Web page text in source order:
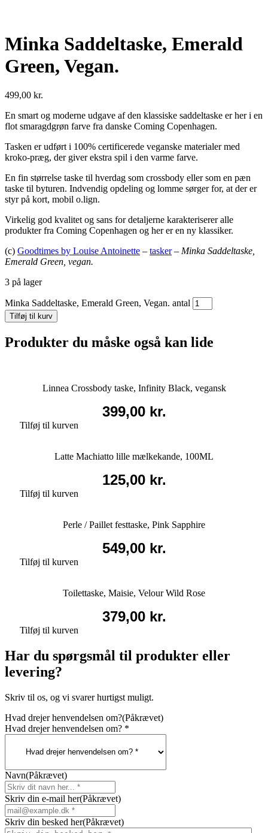
Minka Saddeltaske, Emerald
Green, Vegan.
499,00 kr.
En smart og moderne udgave af den klassiske saddeltaske er her i en
flot smaragdgrøn farve fra danske Coming Copenhagen.
Tasken er udført i 100% certificerede veganske materialer med
kroko-præg, der giver ekstra spil i den varme farve.
En fin størrelse taske til hverdag som crossbody eller som en pæn
taske til byturen. Indvendig opdeling og lomme sørger for, at der er
styr på kort, mobil o.lign.
Virkelig god kvalitet og sans for detaljerne karakteriserer alle
produkter fra Coming Copenhagen og her er en ny klassiker.
(c) Goodtimes by Louise Antoinette – tasker– Minka Saddeltaske,
Emerald Green, vegan.
3 på lager
Minka Saddeltaske, Emerald Green, Vegan. antal
Tilføj til kurv
Produkter du måske også kan lide
Linnea Crossbody taske, Infinity Black, vegansk
399,00 kr.
Tilføj til kurven
Latte Machiatto lille mælkekande, 100ML
125,00 kr.
Tilføj til kurven
Perle / Paillet festtaske, Pink Sapphire
549,00 kr.
Tilføj til kurven
Toilettaske, Maisie, Velour Wild Rose
379,00 kr.
Tilføj til kurven
Har du spørgsmål til produkter eller
levering?
Skriv til os, og vi svarer hurtigst muligt.
Hvad drejer henvendelsen om?(Påkrævet)
Hvad drejer henvendelsen om? *
Navn(Påkrævet)
Skriv din e-mail her(Påkrævet)
Skriv din besked her(Påkrævet)